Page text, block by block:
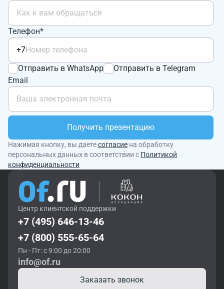
Телефон*
+7
Отправить в WhatsApp
Отправить в Telegram
Email
Получить презентацию
Нажимая кнопку, вы даетесогласие на обработку
персональных данных в соответствии с Политикой
конфиденциальности
Центр клиентской поддержки
+7 (495) 646-13-46
+7 (800) 555-65-64
Пн - Пт: с 9:00 до 20:00
info@of.ru
Заказать звонок